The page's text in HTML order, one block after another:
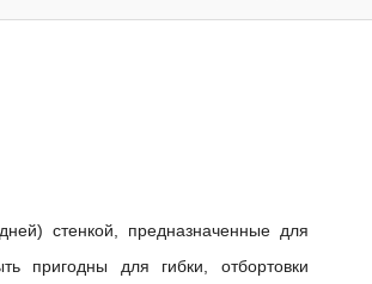
стенкой, предназначенные для
пригодны для гибки, отбортовки